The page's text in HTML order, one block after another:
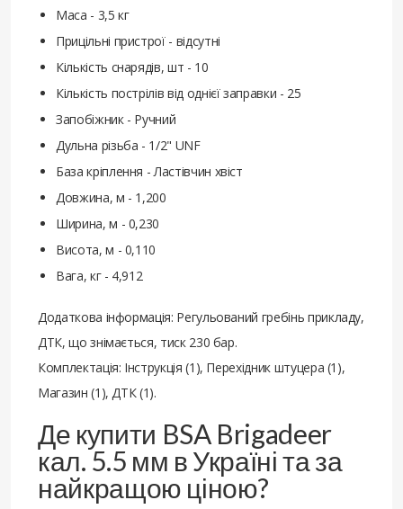
Маса - 3,5 кг
Прицільні пристрої - відсутні
Кількість снарядів, шт - 10
Кількість пострілів від однієї заправки - 25
Запобіжник - Ручний
Дульна різьба - 1/2" UNF
База кріплення - Ластівчин хвіст
Довжина, м - 1,200
Ширина, м - 0,230
Висота, м - 0,110
Вага, кг - 4,912
Додаткова інформація: Регульований гребінь прикладу,
ДТК, що знімається, тиск 230 бар.
Комплектація: Інструкція (1), Перехідник штуцера (1),
Магазин (1), ДТК (1).
Де купити BSA Brigadeer
кал. 5.5 мм в Україні та за
найкращою ціною?